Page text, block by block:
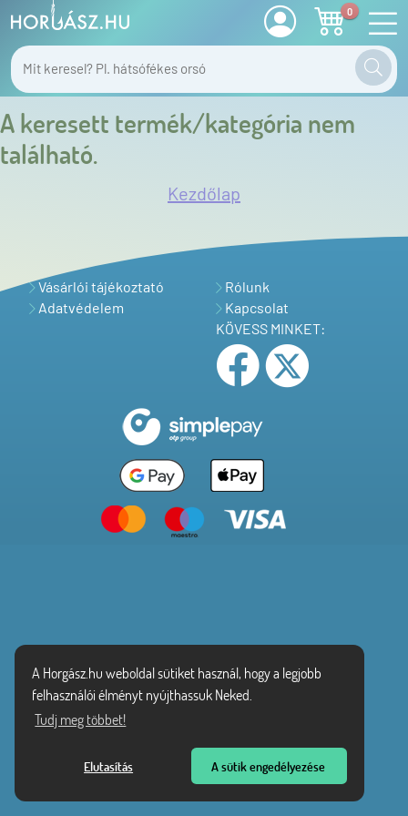
A Horgász.hu weboldal sütiket használ, hogy a legjobb
felhasználói élményt nyújthassuk Neked.
Tudj meg többet!
Elutasítás A sütik engedélyezése
0
A keresett termék/kategória nem
található.
Kezdőlap
Vásárlói tájékoztató
Adatvédelem
Rólunk
Kapcsolat
KÖVESS MINKET: